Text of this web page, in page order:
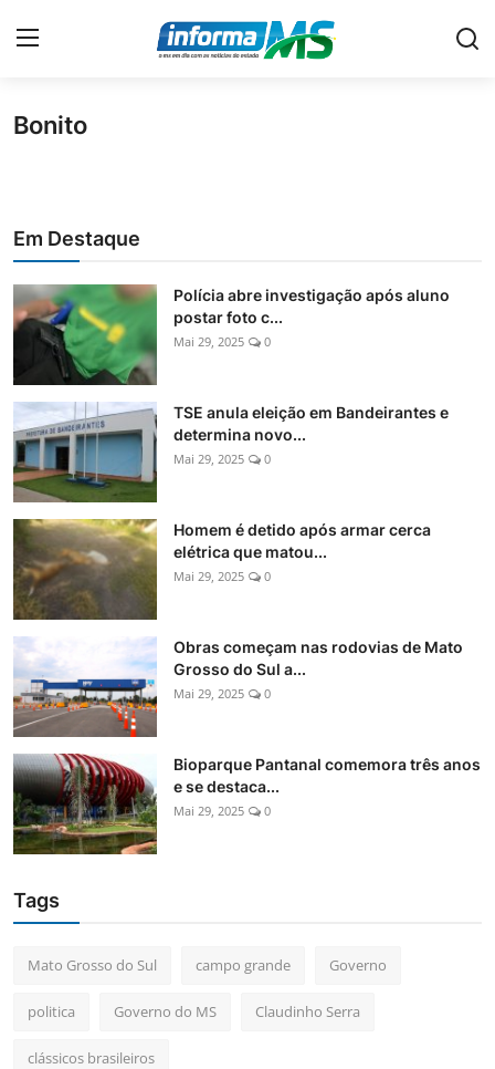
Home
Economia
Cidades
Política
Geral
No Ar
Policial
Internacional
Fotos do Dia
Esporte
Turismo
Bonito
Em Destaque
Polícia abre investigação após aluno
postar foto c...
Mai 29, 2025 0
TSE anula eleição em Bandeirantes e
determina novo...
Mai 29, 2025 0
Homem é detido após armar cerca
elétrica que matou...
Mai 29, 2025 0
Obras começam nas rodovias de Mato
Grosso do Sul a...
Mai 29, 2025 0
Bioparque Pantanal comemora três anos
e se destaca...
Mai 29, 2025 0
Tags
Mato Grosso do Sul campo grande Governo
politica Governo do MS Claudinho Serra
clássicos brasileiros